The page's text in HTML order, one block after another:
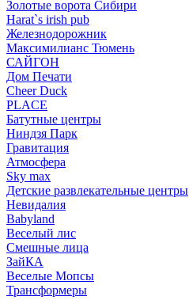
Золотые ворота Сибири
Harat`s irish pub
Железнодорожник
Максимилианс Тюмень
САЙГОН
Дом Печати
Cheer Duck
PLACE
Батутные центры
Ниндзя Парк
Гравитация
Атмосфера
Sky max
Детские развлекательные центры
Невидалия
Babyland
Веселый лис
Смешные лица
ЗайКА
Веселые Мопсы
Трансформеры